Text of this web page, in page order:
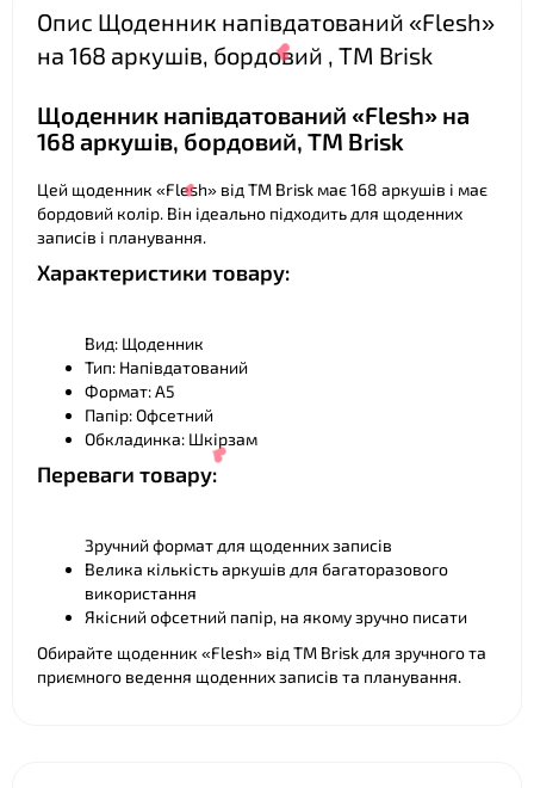
Опис Щоденник напівдатований «Flesh»
на 168 аркушів, бордовий , ТМ Brisk
Щоденник напівдатований «Flesh» на
168 аркушів, бордовий, ТМ Brisk
Цей щоденник «Flesh» від ТМ Brisk має 168 аркушів і має
бордовий колір. Він ідеально підходить для щоденних
записів і планування.
Характеристики товару:
Вид: Щоденник
Тип: Напівдатований
Формат: А5
Папір: Офсетний
Обкладинка: Шкірзам
Переваги товару:
Зручний формат для щоденних записів
Велика кількість аркушів для багаторазового
використання
Якісний офсетний папір, на якому зручно писати
Обирайте щоденник «Flesh» від ТМ Brisk для зручного та
приємного ведення щоденних записів та планування.
❤